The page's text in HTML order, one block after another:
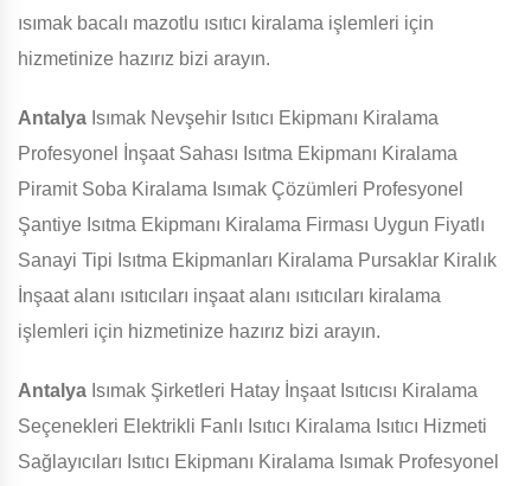
ısımak bacalı mazotlu ısıtıcı kiralama işlemleri için
hizmetinize hazırız bizi arayın.
Antalya Isımak Nevşehir Isıtıcı Ekipmanı Kiralama
Profesyonel İnşaat Sahası Isıtma Ekipmanı Kiralama
Piramit Soba Kiralama Isımak Çözümleri Profesyonel
Şantiye Isıtma Ekipmanı Kiralama Firması Uygun Fiyatlı
Sanayi Tipi Isıtma Ekipmanları Kiralama Pursaklar Kiralık
İnşaat alanı ısıtıcıları inşaat alanı ısıtıcıları kiralama
işlemleri için hizmetinize hazırız bizi arayın.
Antalya Isımak Şirketleri Hatay İnşaat Isıtıcısı Kiralama
Seçenekleri Elektrikli Fanlı Isıtıcı Kiralama Isıtıcı Hizmeti
Sağlayıcıları Isıtıcı Ekipmanı Kiralama Isımak Profesyonel